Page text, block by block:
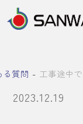
質問 工事途中
2023.12.19